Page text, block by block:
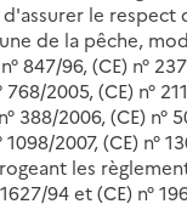
le respect
de la pêche,
847/96, (CE) n°
768/2005, (CE) n°
388/2006, (CE) n°
1098/2007, (CE) n°
les
94 et (CE) n°